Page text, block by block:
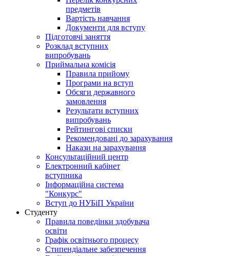
предметів
Вартість навчання
Документи для вступу
Підготовчі заняття
Розклад вступних
випробувань
Приймальна комісія
Правила прийому
Програми на вступ
Обсяги державного
замовлення
Результати вступних
випробувань
Рейтингові списки
Рекомендовані до зарахування
Накази на зарахування
Консультаційний центр
Електронний кабінет
вступника
Інформаційна система
"Конкурс"
Вступ до НУБіП України
Студенту
Правила поведінки здобувача
освіти
Графік освітнього процесу
Стипендіальне забезпечення